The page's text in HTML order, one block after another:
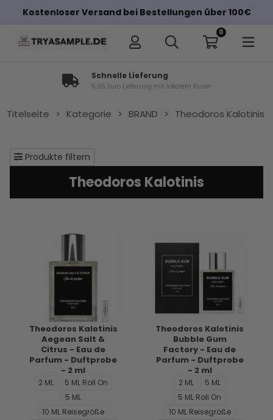
Kostenloser Versand bei Bestellungen über 100€
0
Schnelle Lieferung
5,95 Euro Lieferung mit lokalem Kurier
Titelseite > Kategorie > BRAND > Theodoros Kalotinis
Produkte filtern
Theodoros Kalotinis
Theodoros Kalotinis
Aegean Salt &
Citrus - Eau de
Parfum - Duftprobe
- 2 ml
2 ML
5 ML Roll On
5 ML
10 ML Reisegröße
Theodoros Kalotinis
Bubble Gum
Factory - Eau de
Parfum - Duftprobe
- 2 ml
2 ML
5 ML
5 ML Roll On
10 ML Reisegröße